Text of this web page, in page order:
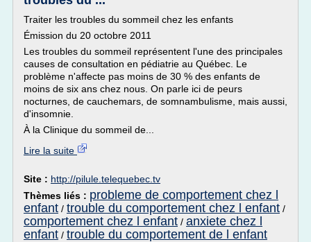
Traiter les troubles du sommeil chez les enfants
Émission du 20 octobre 2011
Les troubles du sommeil représentent l'une des principales
causes de consultation en pédiatrie au Québec. Le
problème n'affecte pas moins de 30 % des enfants de
moins de six ans chez nous. On parle ici de peurs
nocturnes, de cauchemars, de somnambulisme, mais aussi,
d'insomnie.
À la Clinique du sommeil de...
Lire la suite
Site : http://pilule.telequebec.tv
Thèmes liés : probleme de comportement chez l
enfant / trouble du comportement chez l enfant /
comportement chez l enfant / anxiete chez l
enfant / trouble du comportement de l enfant